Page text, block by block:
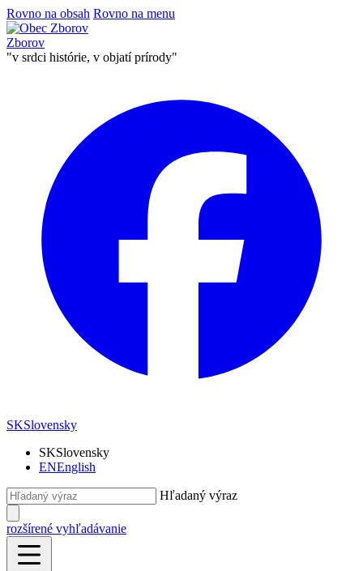
Rovno na obsah Rovno na menu
Zborov
"v srdci histórie, v objatí prírody"
SKSlovensky
SKSlovensky
ENEnglish
Hľadaný výraz
rozšírené vyhľadávanie